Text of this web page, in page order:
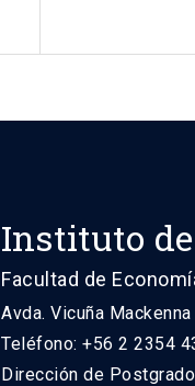
Instituto
Facultad de
Avda. Vicuña
Teléfono: +56 2 2354
Dirección de